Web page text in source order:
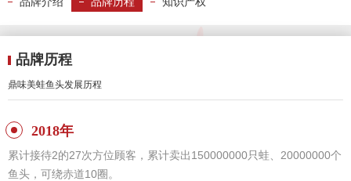
品牌历程
鼎味美蛙鱼头发展历程
2018年
累计接待2的27次方位顾客，累计卖出150000000只蛙、20000000个
鱼头，可绕赤道10圈。